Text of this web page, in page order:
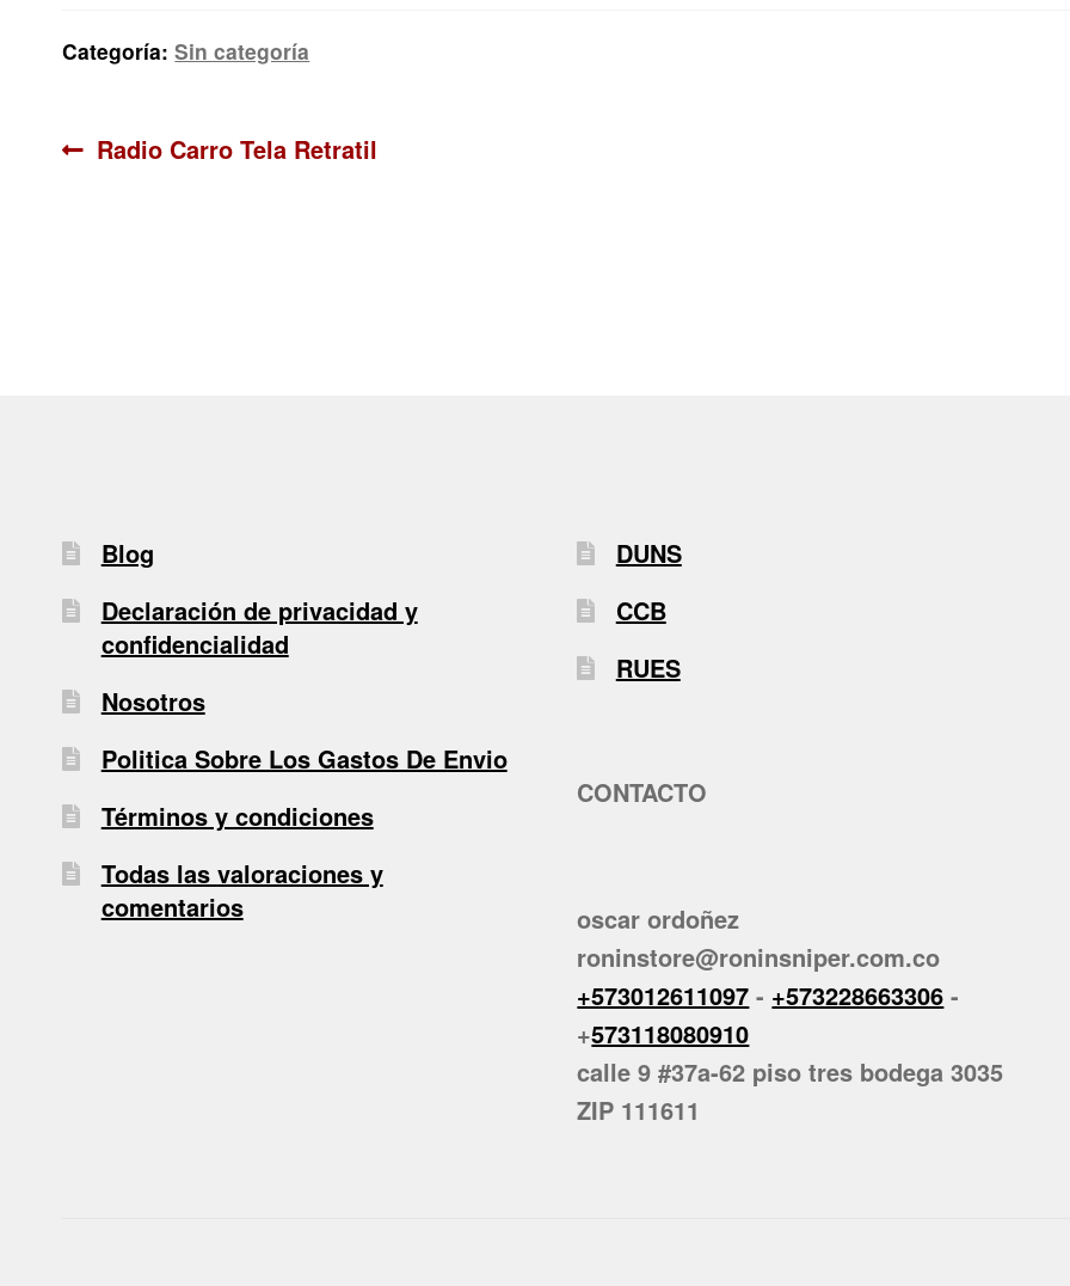
Categoría:Sin categoría
Navegación
Anterior:
Radio Carro Tela Retratil
Blog
Declaración de privacidad y
confidencialidad
Nosotros
Politica Sobre Los Gastos De Envio
Términos y condiciones
Todas las valoraciones y
comentarios
DUNS
CCB
RUES
CONTACTO
oscar ordoñez
roninstore@roninsniper.com.co
+573012611097 - +573228663306 -
+573118080910
calle 9 #37a-62 piso tres bodega 3035
ZIP 111611